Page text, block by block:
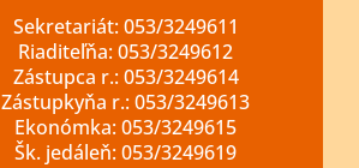
Sekretariát: 053/3249611
Riaditeľňa: 053/3249612
Zástupca r.: 053/3249614
Zástupkyňa r.: 053/3249613
Ekonómka: 053/3249615
Šk. jedáleň: 053/3249619